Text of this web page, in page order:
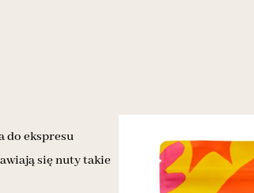
do ekspresu
się nuty takie